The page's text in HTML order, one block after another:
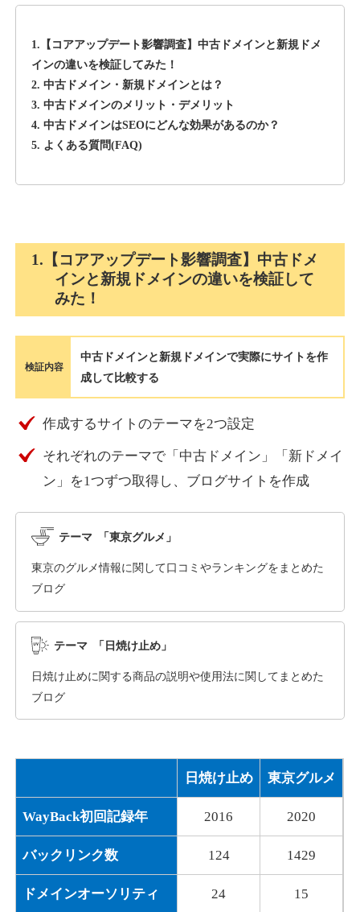
詳細を見る
sug-web.jp
ジャンル その他
DA42 外部リンク数740 ドメイン年齢13年
3,300円 入札 2件
詳細を見る
holocardstrategy.jp
ジャンル趣味
DA40 外部リンク数
3,300円 入札 3件
詳細を見る
suka-jp.com
ジャンルその他
DA 40 外部リンク数2518 ドメイン年齢1年
10,800円 入札 0件
詳細を見る
dka-hero.com
ジャンル その他
10,800円
詳細を見る
ジャンルその他
40
10,800円 入札 0件
1.【コアアップデート影響調査】中古ドメインと新規ドメ
インの違いを検証してみた！
2. 中古ドメイン・新規ドメインとは？
3. 中古ドメインのメリット・デメリット
4. 中古ドメインはSEOにどんな効果があるのか？
5. よくある質問(FAQ)
1.【コアアップデート影響調査】中古ドメ
インと新規ドメインの違いを検証して
みた！
検証内容
中古ドメインと新規ドメインで実際にサイトを作
成して比較する
作成するサイトのテーマを2つ設定
それぞれのテーマで「中古ドメイン」「新ドメイ
ン」を1つずつ取得し、ブログサイトを作成
テーマ 「東京グルメ」
東京のグルメ情報に関して口コミやランキングをまとめた
ブログ
テーマ 「日焼け止め」
日焼け止めに関する商品の説明や使用法に関してまとめた
ブログ
日焼け止め 東京グルメ
WayBack初回記録年 2016 2020
バックリンク数 124 1429
ドメインオーソリティ 24 15